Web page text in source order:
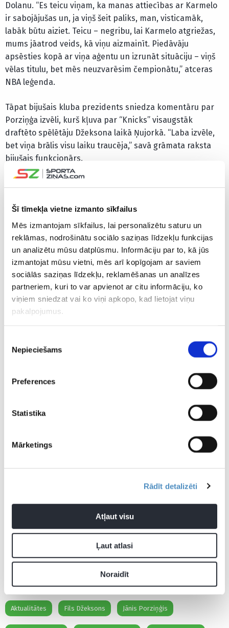
Šī tīmekļa vietne izmanto sīkfailus
Mēs izmantojam sīkfailus, lai personalizētu saturu un
reklāmas, nodrošinātu sociālo saziņas līdzekļu funkcijas
un analizētu mūsu datplūsmu. Informāciju par to, kā jūs
izmantojat mūsu vietni, mēs arī kopīgojam ar saviem
sociālās saziņas līdzekļu, reklamēšanas un analīzes
partneriem, kuri to var apvienot ar citu informāciju, ko
viņiem sniedzat vai ko viņi apkopo, kad lietojat viņu
pakalpojumus.
izvēle
Nepieciešams
Preferences
Statistika
Mārketings
Rādīt detalizēti
Atļaut visu
Ļaut atlasi
Noraidīt
Dolanu. “Es teicu viņam, ka manas attiecības ar Karmelo
ir sabojājušas un, ja viņš šeit paliks, man, visticamāk,
labāk būtu aiziet. Teicu – negribu, lai Karmelo atgriežas,
mums jāatrod veids, kā viņu aizmainīt. Piedāvāju
apsēsties kopā ar viņa aģentu un izrunāt situāciju – viņš
vēlas titulu, bet mēs neuzvarēsim čempionātu,” atceras
NBA leģenda.
Tāpat bijušais kluba prezidents sniedza komentāru par
Porziņģa izvēli, kurš kļuva par “Knicks” visaugstāk
draftēto spēlētāju Džeksona laikā Ņujorkā. “Laba izvēle,
bet viņa brālis visu laiku traucēja,” savā grāmata raksta
bijušais funkcionārs.
CITAS ZIŅAS NO ŠĪS KATEGORIJAS
Beruē “izklaidējas” un
iekrāj teicamu
statistiku, Latvija U16
EČ sāk ar uzvaru
Kaimiņiem vēl
lielākas problēmas?
Lietuvas izlase pulcē
visai “šķidru” sastāvu
“Rīgas
aizvadīs
Eirolīgas
Aktualitātes Fils Džeksons Jānis Porziņģis